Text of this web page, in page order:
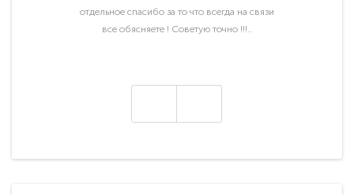
отдельное спасибо за то что всегда на связи
все обясняете ! Советую точно !!!..